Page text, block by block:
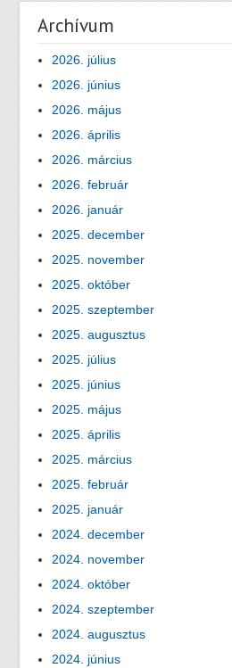
Archívum
2026. július
2026. június
2026. május
2026. április
2026. március
2026. február
2026. január
2025. december
2025. november
2025. október
2025. szeptember
2025. augusztus
2025. július
2025. június
2025. május
2025. április
2025. március
2025. február
2025. január
2024. december
2024. november
2024. október
2024. szeptember
2024. augusztus
2024. június